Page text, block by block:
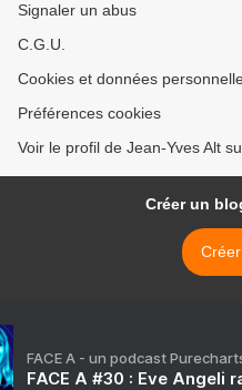
Signaler un abus
C.G.U.
Cookies et données
Préférences cookies
Voir le profil de Jean-Yves Alt
Créer un
FACE A - un podcast
FACE A #30 : Eve Angeli